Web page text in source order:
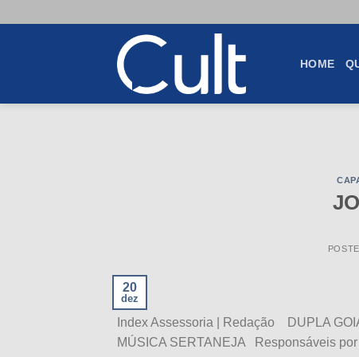
HOME
20
dez
Index Assessoria | Redação DUPLA
MÚSICA SERTANEJA Responsáveis